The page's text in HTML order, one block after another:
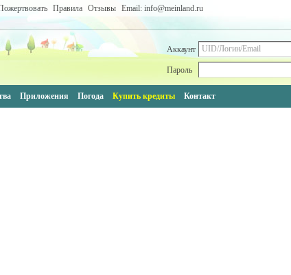
Правила Отзывы Email: info@meinland.ru
Аккаунт
Пароль
Приложения Погода Купить кредиты Контакт